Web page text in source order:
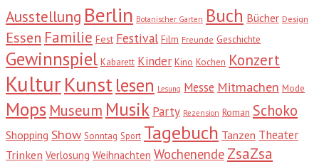
Ausstellung Berlin Botanischer Garten Buch Bücher Design
Essen Familie Fest Festival Film Freunde Geschichte
Gewinnspiel Kabarett Kinder Kino Kochen Konzert
KulturKunstlesen Lesung Messe Mitmachen Mode
Mops Museum Musik Party Rezension Roman Schoko
Shopping Show Sonntag Sport Tagebuch Tanzen Theater
Trinken Verlosung Weihnachten Wochenende ZsaZsa